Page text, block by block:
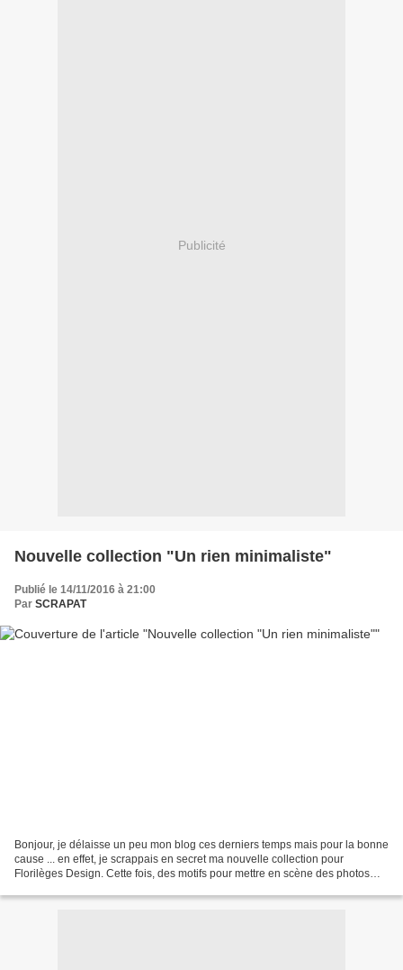
Publicité
Nouvelle collection "Un rien minimaliste"
Publié le 14/11/2016 à 21:00
Par SCRAPAT
Bonjour, je délaisse un peu mon blog ces derniers temps mais pour la bonne
cause ... en effet, je scrappais en secret ma nouvelle collection pour
Florilèges Design. Cette fois, des motifs pour mettre en scène des photos